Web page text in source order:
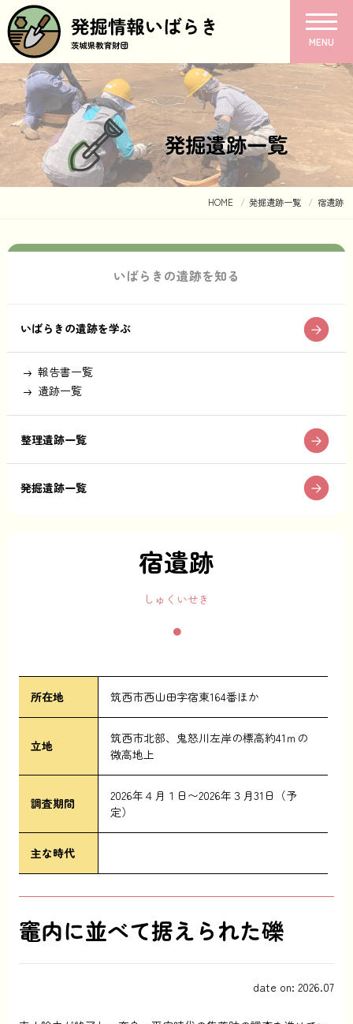
MENU
発掘遺跡一覧
HOME 発掘遺跡一覧 宿遺跡
いばらきの遺跡を知る
いばらきの遺跡を学ぶ
報告書一覧
遺跡一覧
整理遺跡一覧
発掘遺跡一覧
宿遺跡
しゅくいせき
所在地 筑西市西山田字宿東164番ほか
立地
筑西市北部、鬼怒川左岸の標高約41ｍの
微高地上
調査期間
2026年４月１日〜2026年３月31日（予
定）
主な時代
竈内に並べて据えられた礫
date on: 2026.07